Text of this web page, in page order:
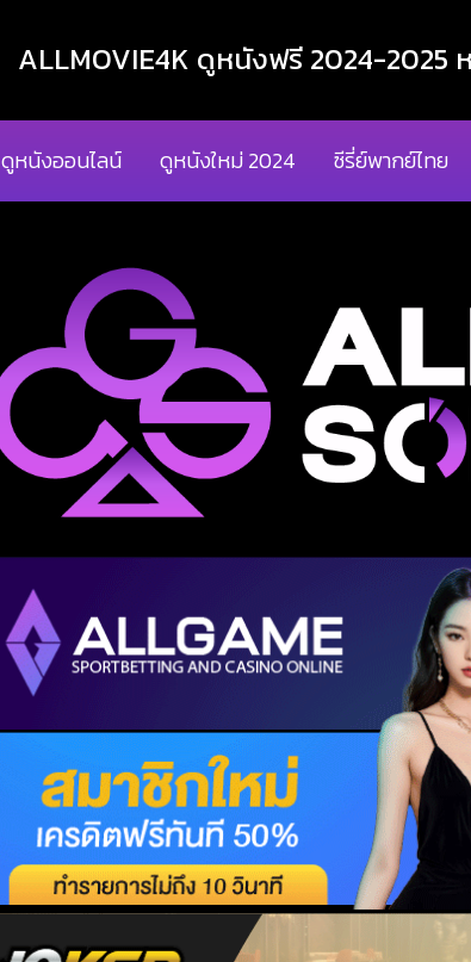
ALLMOVIE4K ดูหนังฟรี 2024-2025
ดูหนังออนไลน์ ดูหนังใหม่ 2024 ซีรี่ย์พากย์ไทย